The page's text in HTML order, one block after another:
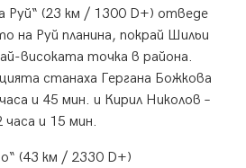
Руй“ (23 км / 1300 D+) отведе
на Руй планина, покрай Шильи
високата точка в района.
станаха Гергана Божкова
и 45 мин. и Кирил Николов –
и 15 мин.
(43 км / 2330 D+)